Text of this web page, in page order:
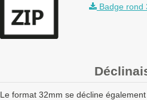
Badge rond
Le format 32mm se décline également